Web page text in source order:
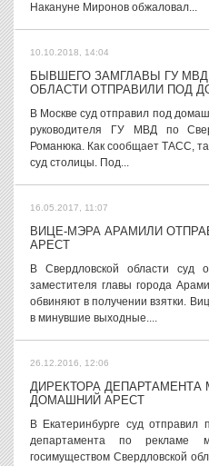
Накануне Миронов обжаловал...
10.10.2018, 14:04
БЫВШЕГО ЗАМГЛАВЫ ГУ
ОБЛАСТИ ОТПРАВИЛИ ПОД
В Москве суд отправил под
руководителя ГУ МВД по
Романюка. Как сообщает ТАСС,
суд столицы. Под...
16.05.2017, 11:07
ВИЦЕ-МЭРА АРАМИЛИ
АРЕСТ
В Свердловской области суд
заместителя главы города
обвиняют в получении взятки.
в минувшие выходные....
26.12.2016, 12:06
ДИРЕКТОРА ДЕПАРТАМЕНТА
ДОМАШНИЙ АРЕСТ
В Екатеринбурге суд
департамента по рекламе
госимуществом Свердловской